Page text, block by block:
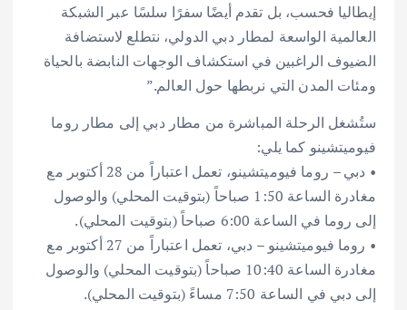
إيطاليا فحسب، بل تقدم أيضًا سفرًا سلسًا عبر الشبكة
العالمية الواسعة لمطار دبي الدولي، نتطلع لاستضافة
الضيوف الراغبين في استكشاف الوجهات النابضة بالحياة
ومئات المدن التي نربطها حول العالم.”
ستُشغل الرحلة المباشرة من مطار دبي إلى مطار روما
فيوميتشينو كما يلي:
• دبي – روما فيوميتشينو، تعمل اعتباراً من 28 أكتوبر مع
مغادرة الساعة 1:50 صباحاً (بتوقيت المحلي) والوصول
إلى روما في الساعة 6:00 صباحاً (بتوقيت المحلي).
• روما فيوميتشينو – دبي، تعمل اعتباراً من 27 أكتوبر مع
مغادرة الساعة 10:40 صباحاً (بتوقيت المحلي) والوصول
إلى دبي في الساعة 7:50 مساءً (بتوقيت المحلي).